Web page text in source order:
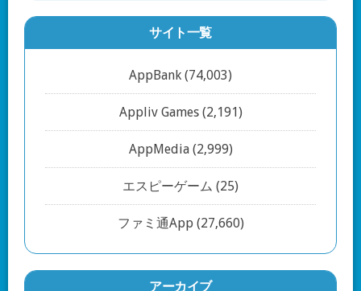
サイト一覧
AppBank (74,003)
Appliv Games(2,191)
AppMedia(2,999)
エスピーゲーム (25)
ファミ通App(27,660)
アーカイブ